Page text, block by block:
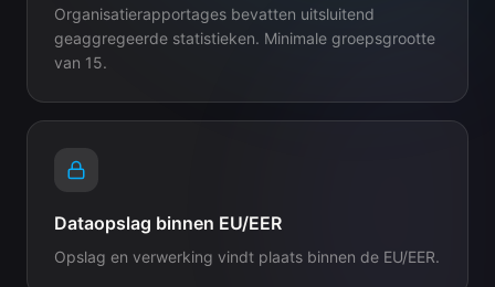
Organisatierapportages bevatten uitsluitend
geaggregeerde statistieken. Minimale groepsgrootte
van 15.
Dataopslag binnen EU/EER
Opslag en verwerking vindt plaats binnen de EU/EER.